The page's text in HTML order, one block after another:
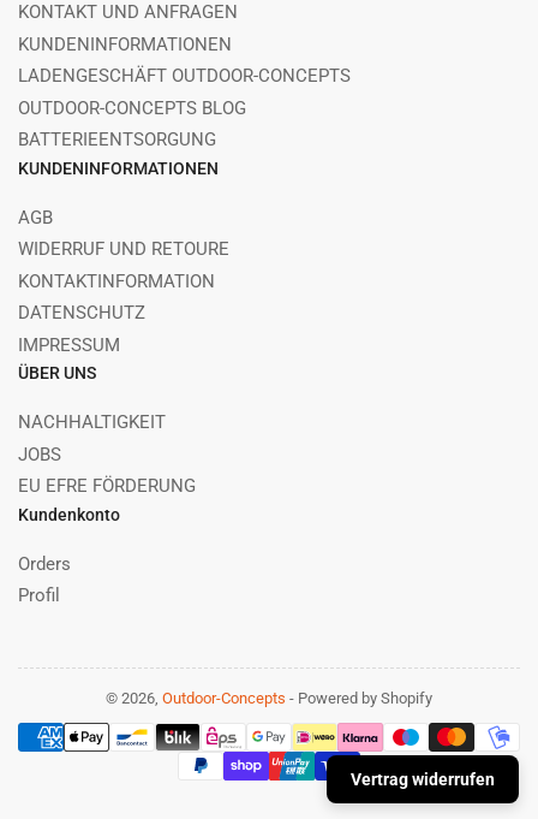
KONTAKT UND ANFRAGEN
KUNDENINFORMATIONEN
LADENGESCHÄFT OUTDOOR-CONCEPTS
OUTDOOR-CONCEPTS BLOG
BATTERIEENTSORGUNG
KUNDENINFORMATIONEN
AGB
WIDERRUF UND RETOURE
KONTAKTINFORMATION
DATENSCHUTZ
IMPRESSUM
ÜBER UNS
NACHHALTIGKEIT
JOBS
EU EFRE FÖRDERUNG
Kundenkonto
Orders
Profil
© 2026, Outdoor-Concepts - Powered by Shopify
Zahlungsmethoden
Vertrag widerrufen